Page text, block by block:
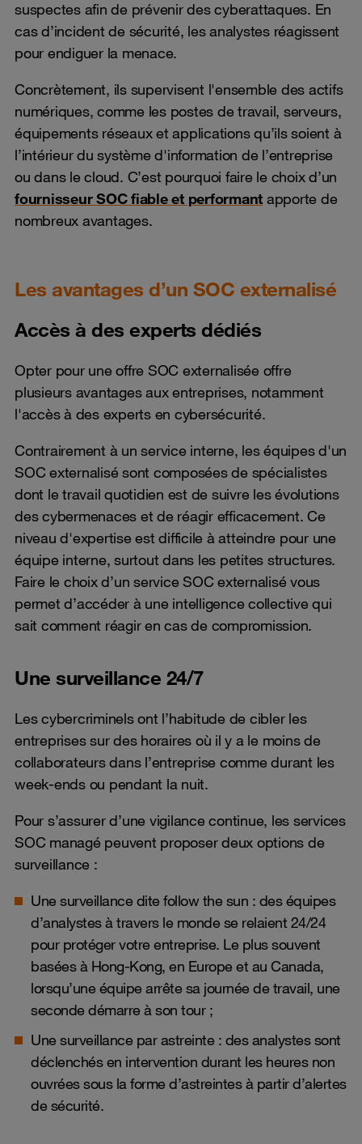
suspectes afin de prévenir des cyberattaques. En
cas d’incident de sécurité, les analystes réagissent
pour endiguer la menace.
Concrètement, ils supervisent l'ensemble des actifs
numériques, comme les postes de travail, serveurs,
équipements réseaux et applications qu’ils soient à
l’intérieur du système d'information de l’entreprise
ou dans le cloud. C’est pourquoi faire le choix d’un
fournisseur SOC fiable et performant apporte de
nombreux avantages.
Les avantages d’un SOC externalisé
Accès à des experts dédiés
Opter pour une offre SOC externalisée offre
plusieurs avantages aux entreprises, notamment
l'accès à des experts en cybersécurité.
Contrairement à un service interne, les équipes d'un
SOC externalisé sont composées de spécialistes
dont le travail quotidien est de suivre les évolutions
des cybermenaces et de réagir efficacement. Ce
niveau d'expertise est difficile à atteindre pour une
équipe interne, surtout dans les petites structures.
Faire le choix d’un service SOC externalisé vous
permet d’accéder à une intelligence collective qui
sait comment réagir en cas de compromission.
Une surveillance 24/7
Les cybercriminels ont l’habitude de cibler les
entreprises sur des horaires où il y a le moins de
collaborateurs dans l’entreprise comme durant les
week-ends ou pendant la nuit.
Pour s’assurer d’une vigilance continue, les services
SOC managé peuvent proposer deux options de
surveillance :
Une surveillance dite follow the sun : des équipes
d’analystes à travers le monde se relaient 24/24
pour protéger votre entreprise. Le plus souvent
basées à Hong-Kong, en Europe et au Canada,
lorsqu’une équipe arrête sa journée de travail, une
seconde démarre à son tour ;
Une surveillance par astreinte : des analystes sont
déclenchés en intervention durant les heures non
ouvrées sous la forme d’astreintes à partir d’alertes
de sécurité.